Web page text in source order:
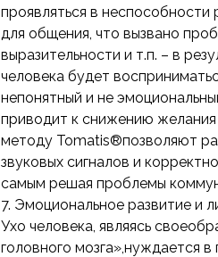
проявляться в неспособности
для общения, что вызвано
выразительности и т.п. – в
человека будет
непонятный и не
приводит к снижению
методу Tomatis®позволяют
звуковых сигналов и
самым решая проблемы
7. Эмоциональное развитие и
Ухо человека, являясь
головного мозга»,нуждается